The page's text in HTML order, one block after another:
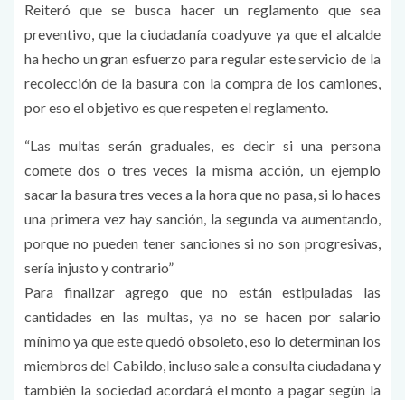
Reiteró que se busca hacer un reglamento que sea
preventivo, que la ciudadanía coadyuve ya que el alcalde
ha hecho un gran esfuerzo para regular este servicio de la
recolección de la basura con la compra de los camiones,
por eso el objetivo es que respeten el reglamento.
“Las multas serán graduales, es decir si una persona
comete dos o tres veces la misma acción, un ejemplo
sacar la basura tres veces a la hora que no pasa, si lo haces
una primera vez hay sanción, la segunda va aumentando,
porque no pueden tener sanciones si no son progresivas,
sería injusto y contrario”
Para finalizar agrego que no están estipuladas las
cantidades en las multas, ya no se hacen por salario
mínimo ya que este quedó obsoleto, eso lo determinan los
miembros del Cabildo, incluso sale a consulta ciudadana y
también la sociedad acordará el monto a pagar según la